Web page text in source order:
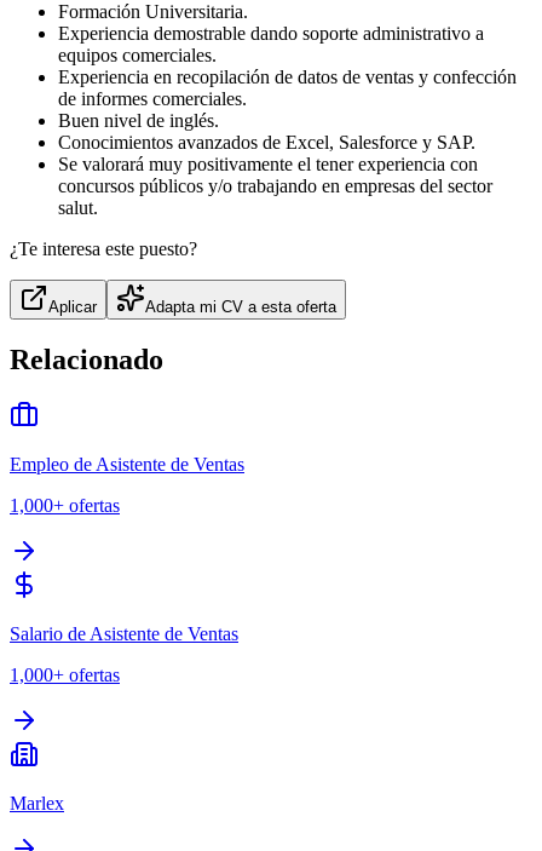
Formación Universitaria.
Experiencia demostrable dando soporte administrativo a
equipos comerciales.
Experiencia en recopilación de datos de ventas y confección
de informes comerciales.
Buen nivel de inglés.
Conocimientos avanzados de Excel, Salesforce y SAP.
Se valorará muy positivamente el tener experiencia con
concursos públicos y/o trabajando en empresas del sector
salut.
¿Te interesa este puesto?
Aplicar Adapta mi CV a esta oferta
Relacionado
Empleo de Asistente de Ventas
1,000+ ofertas
Salario de Asistente de Ventas
1,000+ ofertas
Marlex